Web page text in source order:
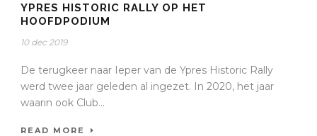
YPRES HISTORIC RALLY OP HET
HOOFDPODIUM
10 dec 2019
De terugkeer naar Ieper van de Ypres Historic Rally
werd twee jaar geleden al ingezet. In 2020, het jaar
waarin ook Club...
READ MORE